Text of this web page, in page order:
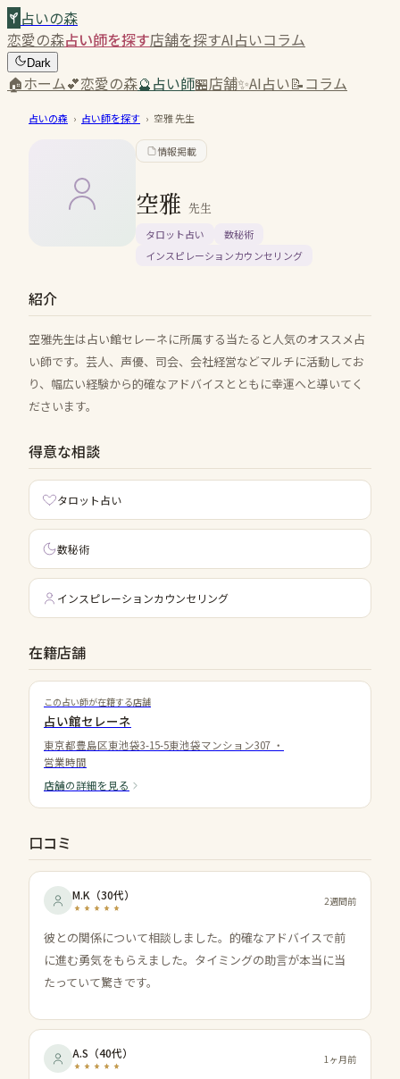
占いの森
恋愛の森占い師を探す店舗を探すAI占いコラム
Dark
🏠ホーム💕恋愛の森🔮占い師🏪店舗✨AI占い📝コラム
占いの森 › 占い師を探す › 空雅先生
情報掲載
空雅 先生
タロット占い
数秘術
インスピレーションカウンセリング
紹介
空雅先生は占い館セレーネに所属する当たると人気のオススメ占
い師です。芸人、声優、司会、会社経営などマルチに活動してお
り、幅広い経験から的確なアドバイスとともに幸運へと導いてく
ださいます。
得意な相談
タロット占い
数秘術
インスピレーションカウンセリング
在籍店舗
この占い師が在籍する店舗
占い館セレーネ
東京都豊島区東池袋3-15-5東池袋マンション307 ・
営業時間
店舗の詳細を見る
口コミ
M.K （30代） 2週間前
彼との関係について相談しました。的確なアドバイスで前
に進む勇気をもらえました。タイミングの助言が本当に当
たっていて驚きです。
A.S （40代） 1ヶ月前